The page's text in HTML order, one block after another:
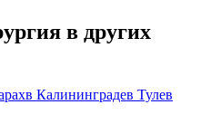
в других
в Калининградев Тулев